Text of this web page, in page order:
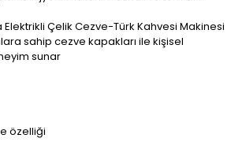
Çelik Cezve-Türk Kahvesi Makinesi
sahip cezve kapakları ile kişisel
sunar
özelliği